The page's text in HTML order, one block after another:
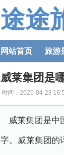
途途
网站首页 旅游
威莱集团是
时间：2026-04-23
威莱集团是中
字。威莱集团的